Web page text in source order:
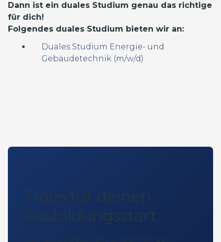
Dann ist ein duales Studium genau das richtige
für dich!
Folgendes duales Studium bieten wir an:
Duales Studium Energie- und
Gebäudetechnik (m/w/d)
Tipps für deinen
Ausbildungsstart
Du hast es geschafft und einen der